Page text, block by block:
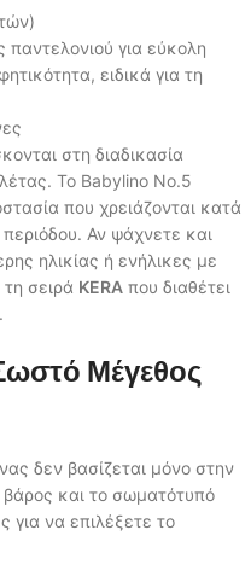
παντελονιού για εύκολη
ειδικά για τη
στη διαδικασία
Το Babylino No.5
που χρειάζονται κατά
Αν ψάχνετε και
ηλικίας ή ενήλικες με
σειρά KERA που διαθέτει
Μέγεθος
δεν βασίζεται μόνο στην
και το σωματότυπό
για να επιλέξετε το